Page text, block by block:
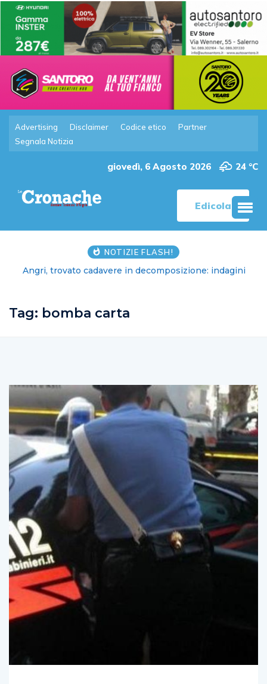
Advertising Disclaimer Codice etico
Partner
Segnala Notizia
giovedì, 6 Agosto 2026 24 °C
Edicola
NOTIZIE FLASH!
Angri, trovato cadavere in decomposizione: indagini